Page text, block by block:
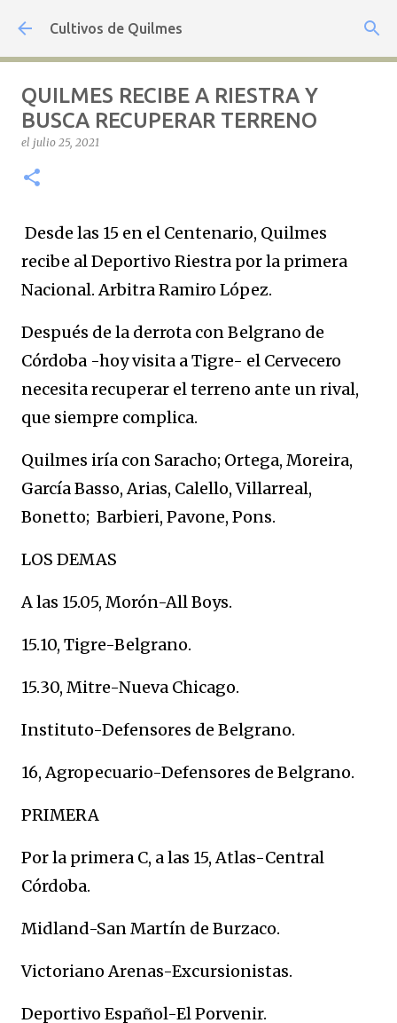
Ir al contenido principal
Cultivos de Quilmes
QUILMES RECIBE A RIESTRA Y
BUSCA RECUPERAR TERRENO
el julio 25, 2021
Desde las 15 en el Centenario, Quilmes
recibe al Deportivo Riestra por la primera
Nacional. Arbitra Ramiro López.
Después de la derrota con Belgrano de
Córdoba -hoy visita a Tigre- el Cervecero
necesita recuperar el terreno ante un rival,
que siempre complica.
Quilmes iría con Saracho; Ortega, Moreira,
García Basso, Arias, Calello, Villarreal,
Bonetto; Barbieri, Pavone, Pons.
LOS DEMAS
A las 15.05, Morón-All Boys.
15.10, Tigre-Belgrano.
15.30, Mitre-Nueva Chicago.
Instituto-Defensores de Belgrano.
16, Agropecuario-Defensores de Belgrano.
PRIMERA
Por la primera C, a las 15, Atlas-Central
Córdoba.
Midland-San Martín de Burzaco.
Victoriano Arenas-Excursionistas.
Deportivo Español-El Porvenir.